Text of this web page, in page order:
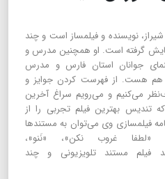
متولد۱۳۶۴ اهل شیراز، نویسنده و فیلمساز است و چند
گرفته است. او همچنین مدرس و
جوانان استان فارس و مدرس
هم هست. از فهرست کردن جوایز و
می‌کنیم و می‌رویم سراغ آخرین
که تندیس بهترین فیلم تجربی را از
فیلمسازی وی می‌توان به مستند‌ها
غروب نکن»، «نَنو»،
چند فیلم مستند تلویزیونی و چند